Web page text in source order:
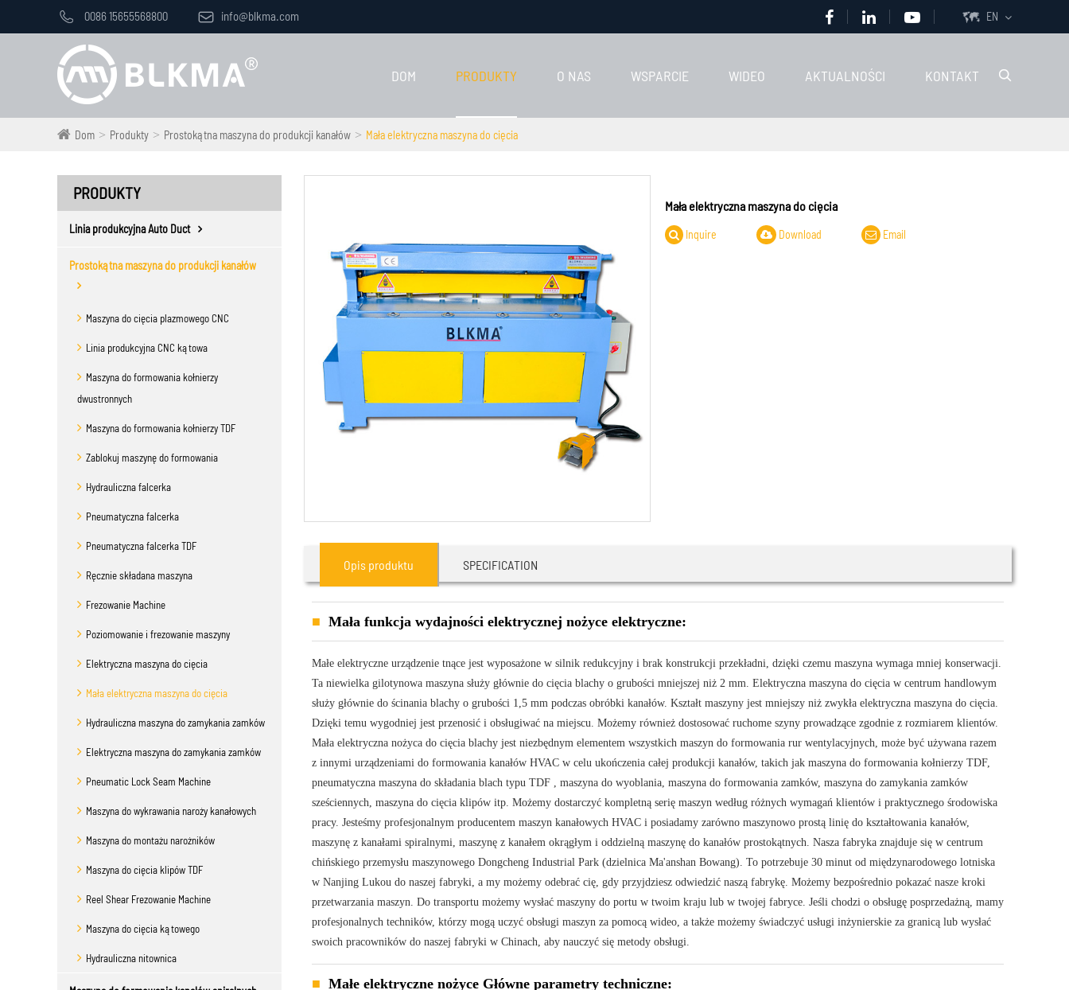
 0086 15655568800  info@blkma.com  EN

DOM PRODUKTY O NAS WSPARCIE WIDEO AKTUALNOŚCI KONTAKT
Dom Produkty Prostokątna maszyna do produkcji kanałów Mała elektryczna maszyna do cięcia
PRODUKTY
Linia produkcyjna Auto Duct
Prostokątna maszyna do produkcji kanałów
Maszyna do cięcia plazmowego CNC
Linia produkcyjna CNC kątowa
Maszyna do formowania kołnierzy
dwustronnych
Maszyna do formowania kołnierzy TDF
Zablokuj maszynę do formowania
Hydrauliczna falcerka
Pneumatyczna falcerka
Pneumatyczna falcerka TDF
Ręcznie składana maszyna
Frezowanie Machine
Poziomowanie i frezowanie maszyny
Elektryczna maszyna do cięcia
Mała elektryczna maszyna do cięcia
Hydrauliczna maszyna do zamykania zamków
Elektryczna maszyna do zamykania zamków
Pneumatic Lock Seam Machine
Maszyna do wykrawania naroży kanałowych
Maszyna do montażu narożników
Maszyna do cięcia klipów TDF
Reel Shear Frezowanie Machine
Maszyna do cięcia kątowego
Hydrauliczna nitownica
Mała elektryczna maszyna do cięcia
Inquire Download Email
Opis produktu SPECIFICATION
Mała funkcja wydajności elektrycznej nożyce elektryczne:
Małe elektryczne urządzenie tnące jest wyposażone w silnik redukcyjny i brak konstrukcji przekładni, dzięki czemu maszyna wymaga mniej konserwacji.
Ta niewielka gilotynowa maszyna służy głównie do cięcia blachy o grubości mniejszej niż 2 mm. Elektryczna maszyna do cięcia w centrum handlowym
służy głównie do ścinania blachy o grubości 1,5 mm podczas obróbki kanałów. Kształt maszyny jest mniejszy niż zwykła elektryczna maszyna do cięcia.
Dzięki temu wygodniej jest przenosić i obsługiwać na miejscu. Możemy również dostosować ruchome szyny prowadzące zgodnie z rozmiarem klientów.
Mała elektryczna nożyca do cięcia blachy jest niezbędnym elementem wszystkich maszyn do formowania rur wentylacyjnych, może być używana razem
z innymi urządzeniami do formowania kanałów HVAC w celu ukończenia całej produkcji kanałów, takich jak maszyna do formowania kołnierzy TDF,
pneumatyczna maszyna do składania blach typu TDF , maszyna do wyoblania, maszyna do formowania zamków, maszyna do zamykania zamków
sześciennych, maszyna do cięcia klipów itp. Możemy dostarczyć kompletną serię maszyn według różnych wymagań klientów i praktycznego środowiska
pracy. Jesteśmy profesjonalnym producentem maszyn kanałowych HVAC i posiadamy zarówno maszynowo prostą linię do kształtowania kanałów,
maszynę z kanałami spiralnymi, maszynę z kanałem okrągłym i oddzielną maszynę do kanałów prostokątnych. Nasza fabryka znajduje się w centrum
chińskiego przemysłu maszynowego Dongcheng Industrial Park (dzielnica Ma'anshan Bowang). To potrzebuje 30 minut od międzynarodowego lotniska
w Nanjing Lukou do naszej fabryki, a my możemy odebrać cię, gdy przyjdziesz odwiedzić naszą fabrykę. Możemy bezpośrednio pokazać nasze kroki
przetwarzania maszyn. Do transportu możemy wysłać maszyny do portu w twoim kraju lub w twojej fabryce. Jeśli chodzi o obsługę posprzedażną, mamy
profesjonalnych techników, którzy mogą uczyć obsługi maszyn za pomocą wideo, a także możemy świadczyć usługi inżynierskie za granicą lub wysłać
swoich pracowników do naszej fabryki w Chinach, aby nauczyć się metody obsługi.
Małe elektryczne nożyce Główne parametry techniczne: